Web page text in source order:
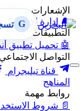
الإشعارات
🔔 إدارة الإشعارات
التطبيقات
🤖 تحميل تطبيق
التواصل
قناة تيليجرام
المناهج
روابط مهمة
📄 شروط
G